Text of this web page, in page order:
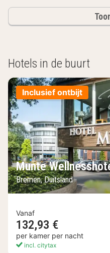
Hotels in de buurt
Inclusief ontbijt
Munte
Bremen, Duitsland
Vanaf
132,93 €
per kamer per nacht
incl. citytax